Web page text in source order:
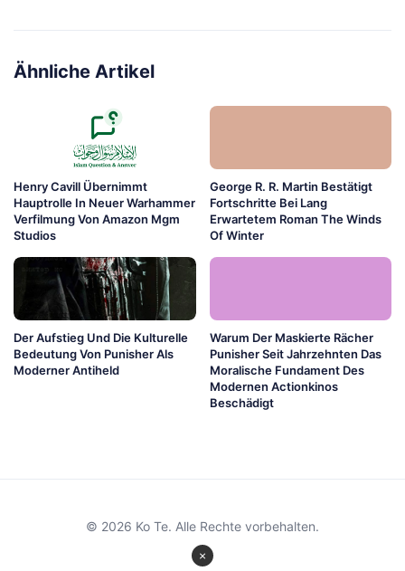
Ähnliche Artikel
Henry Cavill Übernimmt
Hauptrolle In Neuer Warhammer
Verfilmung Von Amazon Mgm
Studios
George R. R. Martin Bestätigt
Fortschritte Bei Lang
Erwartetem Roman The Winds
Of Winter
Der Aufstieg Und Die Kulturelle
Bedeutung Von Punisher Als
Moderner Antiheld
Warum Der Maskierte Rächer
Punisher Seit Jahrzehnten Das
Moralische Fundament Des
Modernen Actionkinos
Beschädigt
×
© 2026 Ko Te. Alle Rechte vorbehalten.